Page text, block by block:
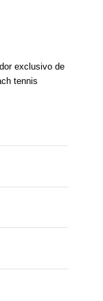
exclusivo de
tennis